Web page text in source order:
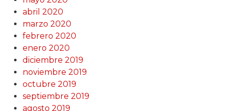
abril 2020
marzo 2020
febrero 2020
enero 2020
diciembre 2019
noviembre 2019
octubre 2019
septiembre 2019
agosto 2019